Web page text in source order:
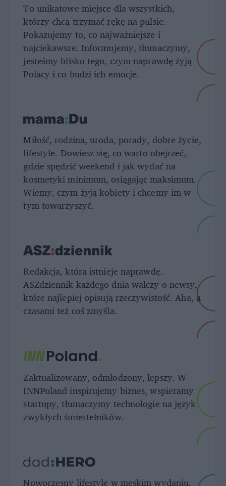
To unikatowe miejsce dla wszystkich,
którzy chcą trzymać rękę na pulsie.
Pokazujemy to, co najważniejsze i
najciekawsze. Informujemy, tłumaczymy,
jesteśmy blisko tego, czym naprawdę żyją
Polacy i co budzi ich emocje.
Miłość, rodzina, uroda, porady, dobre życie,
lifestyle. Dowiesz się, co warto obejrzeć,
gdzie spędzić weekend i jak wydać na
kosmetyki minimum, osiągając maksimum.
Wiemy, czym żyją kobiety i chcemy im w
tym towarzyszyć.
Redakcja, która istnieje naprawdę.
ASZdziennik każdego dnia walczy o newsy,
które najlepiej opisują rzeczywistość. Aha, a
czasami też coś zmyśla.
Zaktualizowany, odmłodzony, lepszy. W
INNPoland inspirujemy biznes, wspieramy
startupy, tłumaczymy technologie na język
zwykłych śmiertelników.
Nowoczesny lifestyle w męskim wydaniu.